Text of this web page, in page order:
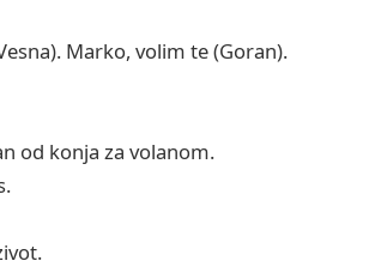
Marko, volim te (Goran).
od konja za volanom.